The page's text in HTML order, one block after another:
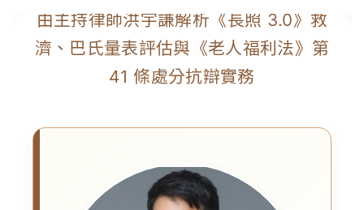
由主持律師洪宇謙解析《長照 3.0》救
濟、巴氏量表評估與《老人福利法》第
41 條處分抗辯實務